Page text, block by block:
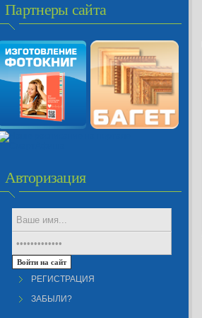
Партнеры сайта
Авторизация
РЕГИСТРАЦИЯ
ЗАБЫЛИ?